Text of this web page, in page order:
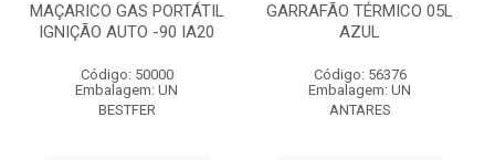
MAÇARICO GAS PORTÁTIL
IGNIÇÃO AUTO -90 IA20
Código: 50000
Embalagem: UN
BESTFER
GARRAFÃO TÉRMICO 05L
AZUL
Código: 56376
Embalagem: UN
ANTARES